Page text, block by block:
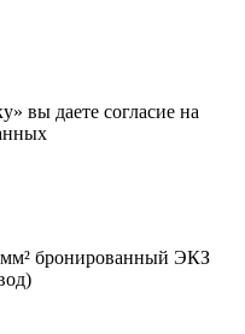
вы даете согласие на
бронированный ЭКЗ